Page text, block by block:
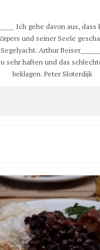
Ich gehe davon aus,
und seiner Seele
Arthur
sehr haften und das
beklagen. Peter Sloterdijk